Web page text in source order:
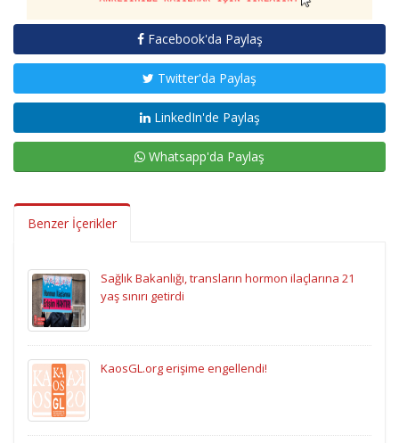
Facebook'da Paylaş
Twitter'da Paylaş
LinkedIn'de Paylaş
Whatsapp'da Paylaş
Benzer İçerikler
Sağlık Bakanlığı, transların hormon ilaçlarına 21
yaş sınırı getirdi
KaosGL.org erişime engellendi!